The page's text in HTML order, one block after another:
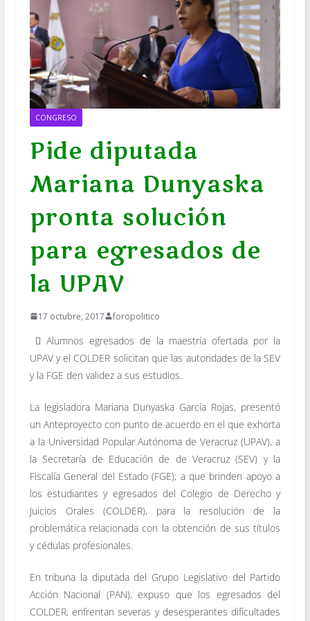
CONGRESO
Pide diputada
Mariana Dunyaska
pronta solución
para egresados de
la UPAV
17 octubre, 2017 foropolitico
 Alumnos egresados de la maestría ofertada por la
UPAV y el COLDER solicitan que las autoridades de la SEV
y la FGE den validez a sus estudios.
La legisladora Mariana Dunyaska García Rojas, presentó
un Anteproyecto con punto de acuerdo en el que exhorta
a la Universidad Popular Autónoma de Veracruz (UPAV), a
la Secretaría de Educación de de Veracruz (SEV) y la
Fiscalía General del Estado (FGE); a que brinden apoyo a
los estudiantes y egresados del Colegio de Derecho y
Juicios Orales (COLDER), para la resolución de la
problemática relacionada con la obtención de sus títulos
y cédulas profesionales.
En tribuna la diputada del Grupo Legislativo del Partido
Acción Nacional (PAN), expuso que los egresados del
COLDER, enfrentan severas y desesperantes dificultades